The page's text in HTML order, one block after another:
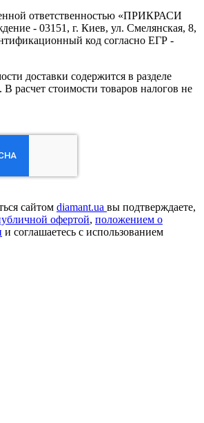
ответственностью «ПРИКРАСИ
- 03151, г. Киев, ул. Смелянская, 8,
код согласно ЕГР -
доставки содержится в разделе
В расчет стоимости товаров налогов не
сайтом diamant.ua вы подтверждаете,
офертой, положением о
и соглашаетесь с использованием